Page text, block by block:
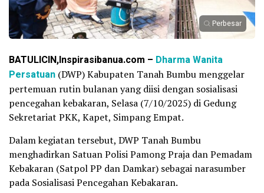
Perbesar
BATULICIN,Inspirasibanua.com – Dharma Wanita
Persatuan (DWP) Kabupaten Tanah Bumbu menggelar
pertemuan rutin bulanan yang diisi dengan sosialisasi
pencegahan kebakaran, Selasa (7/10/2025) di Gedung
Sekretariat PKK, Kapet, Simpang Empat.
Dalam kegiatan tersebut, DWP Tanah Bumbu
menghadirkan Satuan Polisi Pamong Praja dan Pemadam
Kebakaran (Satpol PP dan Damkar) sebagai narasumber
pada Sosialisasi Pencegahan Kebakaran.